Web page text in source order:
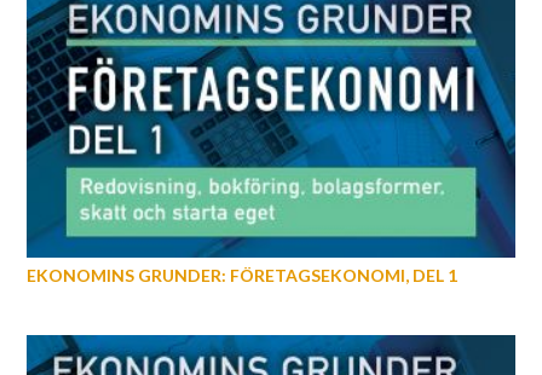
EKONOMINS GRUNDER: FÖRETAGSEKONOMI, DEL 1